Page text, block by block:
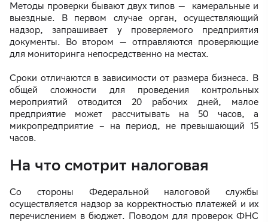
Методы проверки бывают двух типов — камеральные и
выездные. В первом случае орган, осуществляющий
надзор, запрашивает у проверяемого предприятия
документы. Во втором — отправляются проверяющие
для мониторинга непосредственно на местах.
Сроки отличаются в зависимости от размера бизнеса. В
общей сложности для проведения контрольных
мероприятий отводится 20 рабочих дней, малое
предприятие может рассчитывать на 50 часов, а
микропредприятие – на период, не превышающий 15
часов.
На что смотрит налоговая
Со стороны Федеральной налоговой службы
осуществляется надзор за корректностью платежей и их
перечислением в бюджет. Поводом для проверок ФНС